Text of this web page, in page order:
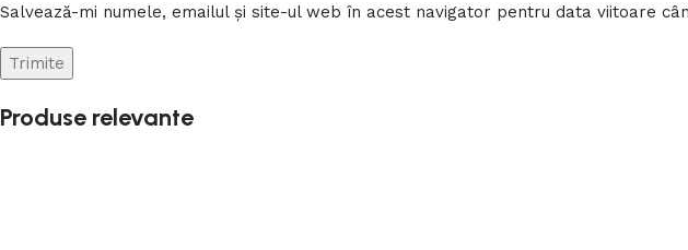
Salvează-mi numele, emailul și site-ul web în acest navigator pentru data viitoare
Produse relevante